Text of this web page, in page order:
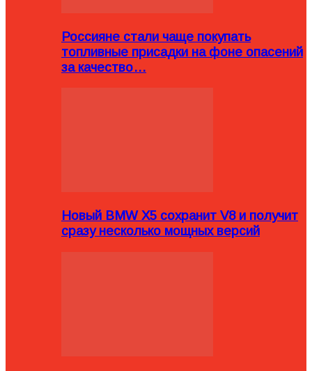
Россияне стали чаще покупать
топливные присадки на фоне опасений
за качество…
Новый BMW X5 сохранит V8 и получит
сразу несколько мощных версий